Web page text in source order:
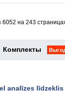
6052 на 243
Комплекты
analīzes līdzeklis